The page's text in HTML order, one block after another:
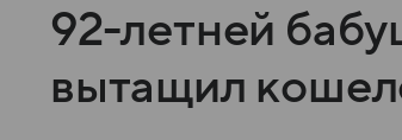
92-летней
вытащил